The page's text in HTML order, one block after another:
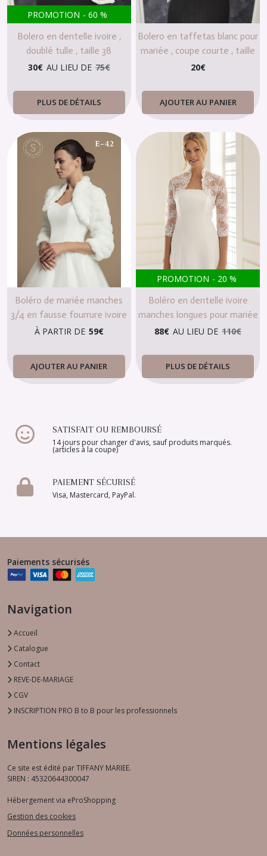
PROMOTION - 60 %
Bolero en dentelle ivoire ,
doublé tulle , taille 38
30€ AU LIEU DE 75€
PLUS DE DÉTAILS
Bolero en taffetas blanc pour
mariée , coupe courte , taille
38
20€
AJOUTER AU PANIER
Boléro de mariée manches
3/4 en fausse fourrure ivoire
ou blanc
À PARTIR DE 59€
AJOUTER AU PANIER
PROMOTION - 20 %
Boléro en dentelle ivoire
manches longues pour mariée
88€ AU LIEU DE 110€
PLUS DE DÉTAILS
SATISFAIT OU REMBOURSÉ
14 jours pour changer d'avis, sauf produits marqués.
(articles à la coupe)
PAIEMENT SÉCURISÉ
Visa, Mastercard, PayPal.
Paiements sécurisés
Navigation
Accueil
Catalogue
Contact
REVE-DE-MARIAGE
CGV
INSCRIPTION PRO B to B pour les professionnels
Mentions légales
Ce site est édité par TIFFANY MARIEE.
SIREN : 45320644300047
Hébergement via eProShopping
Gestion des cookies
Données personnelles